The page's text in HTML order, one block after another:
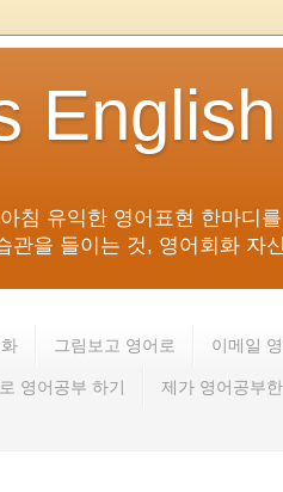
침 유익한 영어표현 한마디
관을 들이는 것, 영어회화 자
그림보고 영어로 이메일
영어공부 하기 제가 영어공부